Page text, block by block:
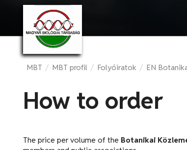
MBT / MBT profil / Folyóiratok / EN
How to order
The price per volume of the Botanikai